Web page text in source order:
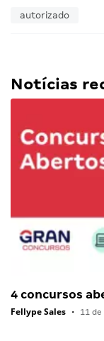
autorizado
Notícias
4 concursos
Fellype Sales • 11 de